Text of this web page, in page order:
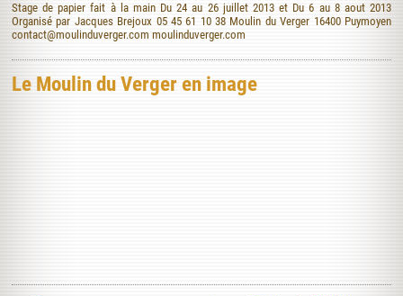
Stage de papier fait à la main Du 24 au 26 juillet 2013 et Du 6 au 8 aout 2013
Organisé par Jacques Brejoux 05 45 61 10 38 Moulin du Verger 16400 Puymoyen
contact@moulinduverger.com moulinduverger.com
Le Moulin du Verger en image